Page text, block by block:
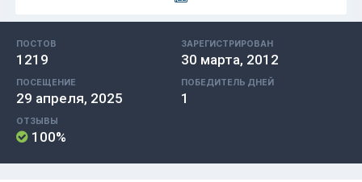
ПОСТОВ
1219
ЗАРЕГИСТРИРОВАН
30 марта, 2012
ПОСЕЩЕНИЕ
29 апреля, 2025
ПОБЕДИТЕЛЬ ДНЕЙ
1
ОТЗЫВЫ
100%